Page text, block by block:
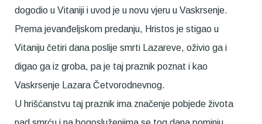
dogodio u Vitaniji i uvod je u novu vjeru u Vaskrsenje.
Prema jevanđeljskom predanju, Hristos je stigao u
Vitaniju četiri dana poslije smrti Lazareve, oživio ga i
digao ga iz groba, pa je taj praznik poznat i kao
Vaskrsenje Lazara Četvorodnevnog.
U hrišćanstvu taj praznik ima značenje pobjede života